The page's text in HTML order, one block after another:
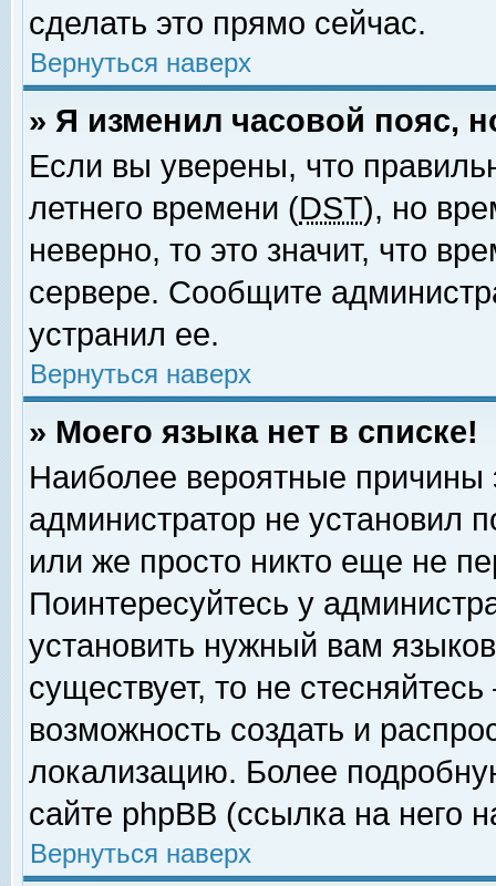
сделать это прямо сейчас.
Вернуться наверх
» Я изменил часовой пояс,
Если вы уверены, что
летнего времени (DST), но
неверно, то это значит, что
сервере. Сообщите
устранил ее.
Вернуться наверх
» Моего языка нет в списке!
Наиболее вероятные причины
администратор не установил
или же просто никто еще не
Поинтересуйтесь у
установить нужный вам
существует, то не
возможность создать и
локализацию. Более
сайте phpBB (ссылка на него
Вернуться наверх